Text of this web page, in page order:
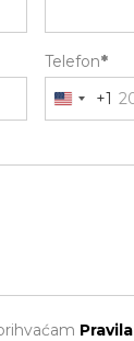
Telefon*
+1
Pravila